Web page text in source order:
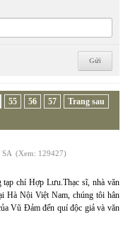
55 56 57
Trang sau
SA (Xem: 129427)
tạp chí Hợp Lưu.Thạc sĩ, nhà văn
Hà Nội Việt Nam, chúng tôi hân
Vũ Đảm đến quí độc giả và văn